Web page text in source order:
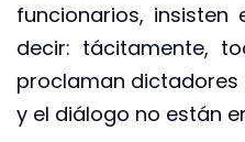
funcionarios, insisten
decir: tácitamente,
proclaman dictadores
y el diálogo no están